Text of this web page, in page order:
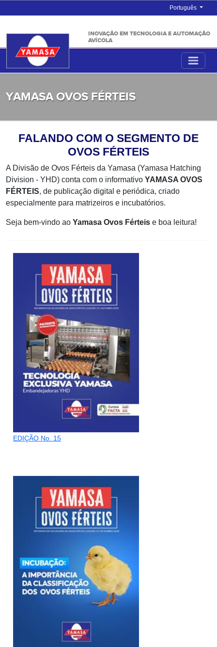
Português
INOVAÇÃO EM TECNOLOGIA E AUTOMAÇÃO
AVÍCOLA
YAMASA OVOS FÉRTEIS
FALANDO COM O SEGMENTO DE
OVOS FÉRTEIS
A Divisão de Ovos Férteis da Yamasa (Yamasa Hatching
Division - YHD) conta com o informativo YAMASA OVOS
FÉRTEIS, de publicação digital e periódica, criado
especialmente para matrizeiros e incubatórios.
Seja bem-vindo ao Yamasa Ovos Férteis e boa leitura!
EDIÇÃO No. 15